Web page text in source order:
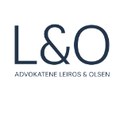
innhold